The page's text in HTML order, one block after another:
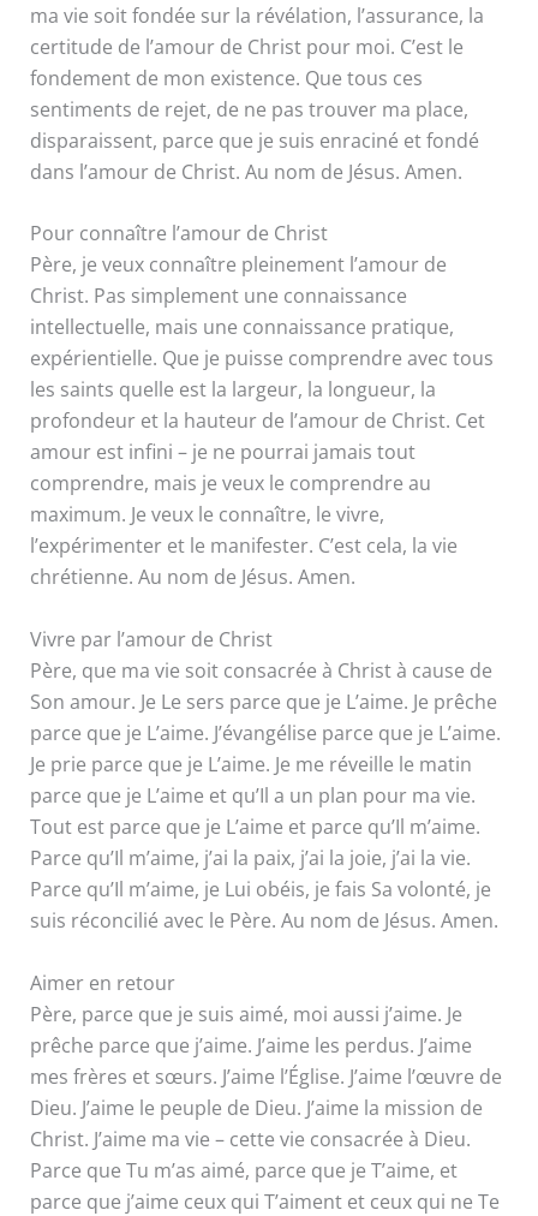
ma vie soit fondée sur la révélation, l’assurance, la
certitude de l’amour de Christ pour moi. C’est le
fondement de mon existence. Que tous ces
sentiments de rejet, de ne pas trouver ma place,
disparaissent, parce que je suis enraciné et fondé
dans l’amour de Christ. Au nom de Jésus. Amen.
Pour connaître l’amour de Christ
Père, je veux connaître pleinement l’amour de
Christ. Pas simplement une connaissance
intellectuelle, mais une connaissance pratique,
expérientielle. Que je puisse comprendre avec tous
les saints quelle est la largeur, la longueur, la
profondeur et la hauteur de l’amour de Christ. Cet
amour est infini – je ne pourrai jamais tout
comprendre, mais je veux le comprendre au
maximum. Je veux le connaître, le vivre,
l’expérimenter et le manifester. C’est cela, la vie
chrétienne. Au nom de Jésus. Amen.
Vivre par l’amour de Christ
Père, que ma vie soit consacrée à Christ à cause de
Son amour. Je Le sers parce que je L’aime. Je prêche
parce que je L’aime. J’évangélise parce que je L’aime.
Je prie parce que je L’aime. Je me réveille le matin
parce que je L’aime et qu’Il a un plan pour ma vie.
Tout est parce que je L’aime et parce qu’Il m’aime.
Parce qu’Il m’aime, j’ai la paix, j’ai la joie, j’ai la vie.
Parce qu’Il m’aime, je Lui obéis, je fais Sa volonté, je
suis réconcilié avec le Père. Au nom de Jésus. Amen.
Aimer en retour
Père, parce que je suis aimé, moi aussi j’aime. Je
prêche parce que j’aime. J’aime les perdus. J’aime
mes frères et sœurs. J’aime l’Église. J’aime l’œuvre de
Dieu. J’aime le peuple de Dieu. J’aime la mission de
Christ. J’aime ma vie – cette vie consacrée à Dieu.
Parce que Tu m’as aimé, parce que je T’aime, et
parce que j’aime ceux qui T’aiment et ceux qui ne Te